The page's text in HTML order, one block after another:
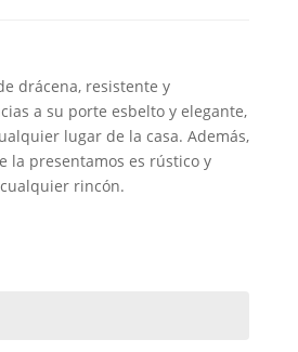
drácena, resistente y
a su porte esbelto y elegante,
lugar de la casa. Además,
la presentamos es rústico y
rincón.